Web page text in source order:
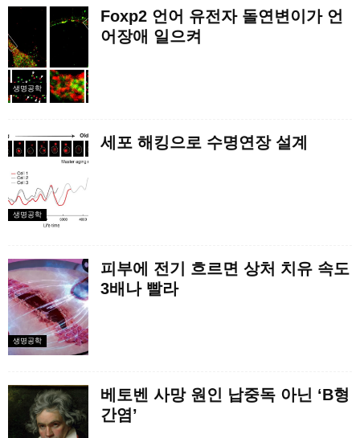
생명공학
Foxp2 언어 유전자 돌연변이가 언
어장애 일으켜
생명공학
세포 해킹으로 수명연장 설계
생명공학
피부에 전기 흐르면 상처 치유 속도
3배나 빨라
베토벤 사망 원인 납중독 아닌 ‘B형
간염’